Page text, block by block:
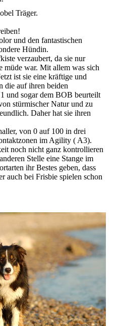
Träger.
und den fantastischen
Hündin.
verzaubert, da sie nur
war. Mit allem was sich
ist sie eine kräftige und
die auf ihren beiden
und sogar dem BOB beurteilt
stürmischer Natur und zu
Daher hat sie ihren
von 0 auf 100 in drei
im Agility ( A3).
noch nicht ganz kontrollieren
Stelle eine Stange im
ihr Bestes geben, dass
auch bei Frisbie spielen schon